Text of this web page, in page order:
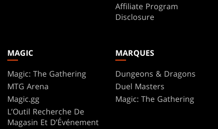
Affiliate Program
Disclosure
MAGIC
Magic: The Gathering
MTG Arena
Magic.gg
L’Outil Recherche De
Magasin Et D’Événement
MARQUES
Dungeons & Dragons
Duel Masters
Magic: The Gathering